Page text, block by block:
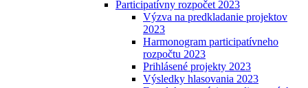
Participatívny rozpočet 2023
Výzva na predkladanie projektov
2023
Harmonogram participatívneho
rozpočtu 2023
Prihlásené projekty 2023
Výsledky hlasovania 2023